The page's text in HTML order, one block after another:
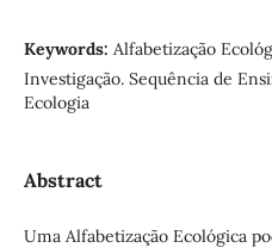
Keywords: Alfabetização
Investigação. Sequência de
Ecologia
Abstract
Uma Alfabetização Ecológica